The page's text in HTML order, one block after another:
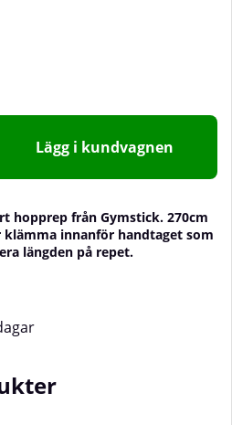
Lägg i kundvagnen
hopprep från Gymstick. 270cm
klämma innanför handtaget som
längden på repet.